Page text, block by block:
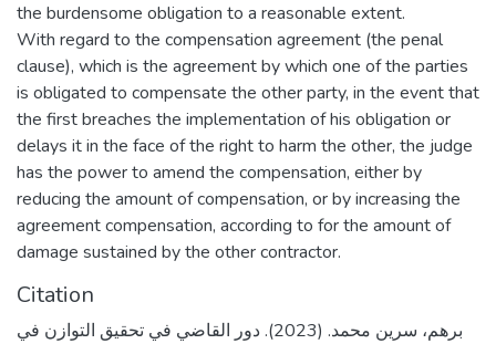
the burdensome obligation to a reasonable extent.
With regard to the compensation agreement (the penal
clause), which is the agreement by which one of the parties
is obligated to compensate the other party, in the event that
the first breaches the implementation of his obligation or
delays it in the face of the right to harm the other, the judge
has the power to amend the compensation, either by
reducing the amount of compensation, or by increasing the
agreement compensation, according to for the amount of
damage sustained by the other contractor.
Citation
برهم، سرين محمد. (2023). دور القاضي في تحقيق التوازن في